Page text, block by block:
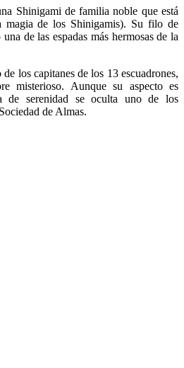
Shinigami de familia noble que está
magia de los Shinigamis). Su filo de
de las espadas más hermosas de la
los capitanes de los 13 escuadrones,
misterioso. Aunque su aspecto es
de serenidad se oculta uno de los
de Almas.